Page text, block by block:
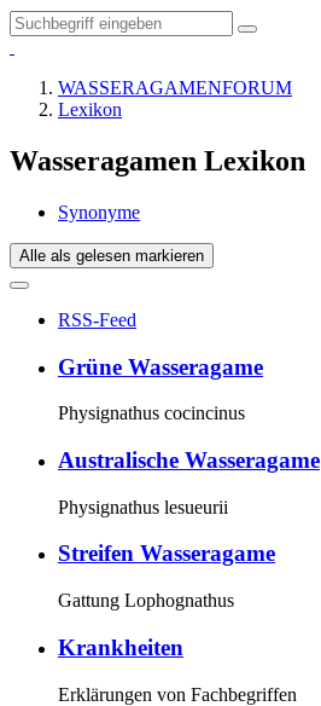
WASSERAGAMENFORUM
Lexikon
Wasseragamen Lexikon
Synonyme
Alle als gelesen markieren
RSS-Feed
Grüne Wasseragame
Physignathus cocincinus
Australische Wasseragame
Physignathus lesueurii
Streifen Wasseragame
Gattung Lophognathus
Krankheiten
Erklärungen von Fachbegriffen